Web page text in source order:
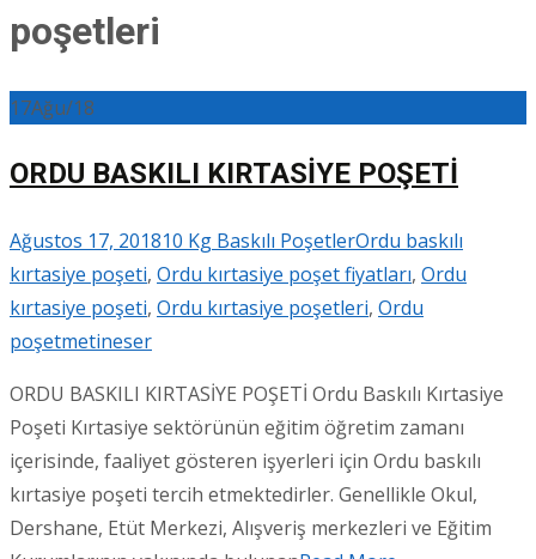
poşetleri
17Ağu/18
ORDU BASKILI KIRTASİYE POŞETİ
Ağustos 17, 201810 Kg Baskılı PoşetlerOrdu baskılı
kırtasiye poşeti, Ordu kırtasiye poşet fiyatları, Ordu
kırtasiye poşeti, Ordu kırtasiye poşetleri, Ordu
poşetmetineser
ORDU BASKILI KIRTASİYE POŞETİ Ordu Baskılı Kırtasiye
Poşeti Kırtasiye sektörünün eğitim öğretim zamanı
içerisinde, faaliyet gösteren işyerleri için Ordu baskılı
kırtasiye poşeti tercih etmektedirler. Genellikle Okul,
Dershane, Etüt Merkezi, Alışveriş merkezleri ve Eğitim